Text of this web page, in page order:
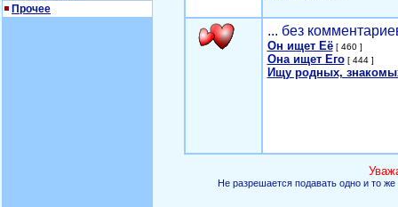
Прочее
... без
Он ищет Её[ 460 ]
Она ищет Его[ 444 ]
Ищу родных,
Не разрешается подавать одно и то